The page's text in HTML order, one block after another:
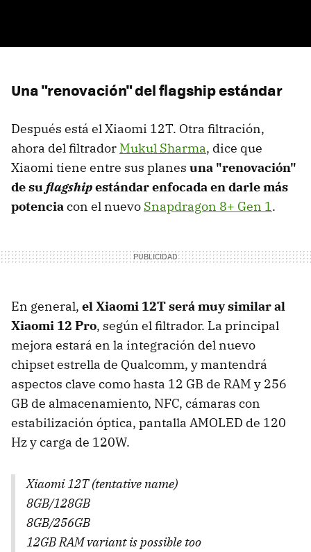
Una "renovación" del flagship estándar
Después está el Xiaomi 12T. Otra filtración,
ahora del filtrador Mukul Sharma, dice que
Xiaomi tiene entre sus planes una "renovación"
de su flagshipestándar enfocada en darle más
potencia con el nuevo Snapdragon 8+ Gen 1 .
En general, el Xiaomi 12T será muy similar al
Xiaomi 12 Pro, según el filtrador. La principal
mejora estará en la integración del nuevo
chipset estrella de Qualcomm, y mantendrá
aspectos clave como hasta 12 GB de RAM y 256
GB de almacenamiento, NFC, cámaras con
estabilización óptica, pantalla AMOLED de 120
Hz y carga de 120W.
Xiaomi 12T (tentative name)
8GB/128GB
8GB/256GB
12GB RAM variant is possible too